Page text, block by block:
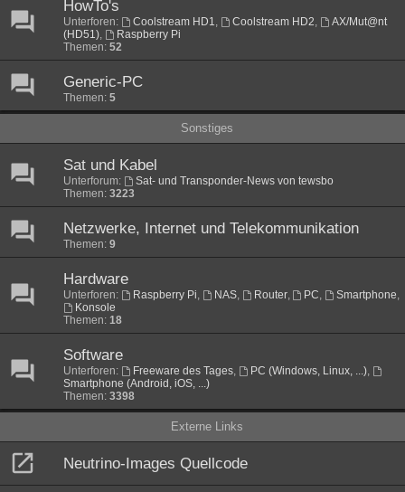
HowTo's
Unterforen: Coolstream HD1, Coolstream HD2,
AX/Mut@nt
(HD51),
Raspberry Pi
Themen: 52
Generic-PC
Themen: 5
Sonstiges
Sat und Kabel
Unterforum:
Sat- und Transponder-News von tewsbo
Themen: 3223
Netzwerke, Internet und Telekommunikation
Themen: 9
Hardware
Unterforen: Raspberry Pi, NAS, Router, PC, Smartphone,
Konsole
Themen: 18
Software
Unterforen: Freeware des Tages, PC (Windows, Linux, ...),
Smartphone (Android, iOS, ...)
Themen: 3398
Externe Links
Neutrino-Images Quellcode